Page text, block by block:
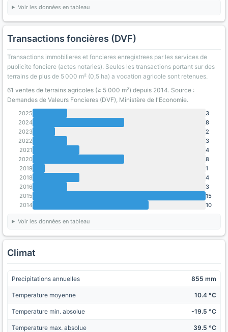
Voir les données en tableau
Transactions foncières (DVF)
Transactions immobilieres et foncieres enregistrees par les services de
publicite fonciere (actes notaries). Seules les transactions portant sur des
terrains de plus de 5 000 m² (0,5 ha) a vocation agricole sont retenues.
61 ventes de terrains agricoles (≥ 5 000 m²) depuis 2014. Source :
Demandes de Valeurs Foncieres (DVF), Ministère de l'Economie.
2025
3
2024
8
2023
2
2022
3
2021
4
2020
8
2019
1
2018
4
2016
3
2015
15
2014
10
Voir les données en tableau
Climat
Precipitations annuelles 855 mm
Temperature moyenne 10.4 °C
Temperature min. absolue -19.5 °C
Temperature max. absolue 39.5 °C